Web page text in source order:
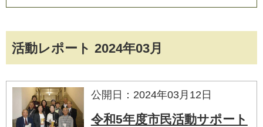
活動レポート 2024年03月
公開日：2024年03月12日
令和5年度市民活動サポート